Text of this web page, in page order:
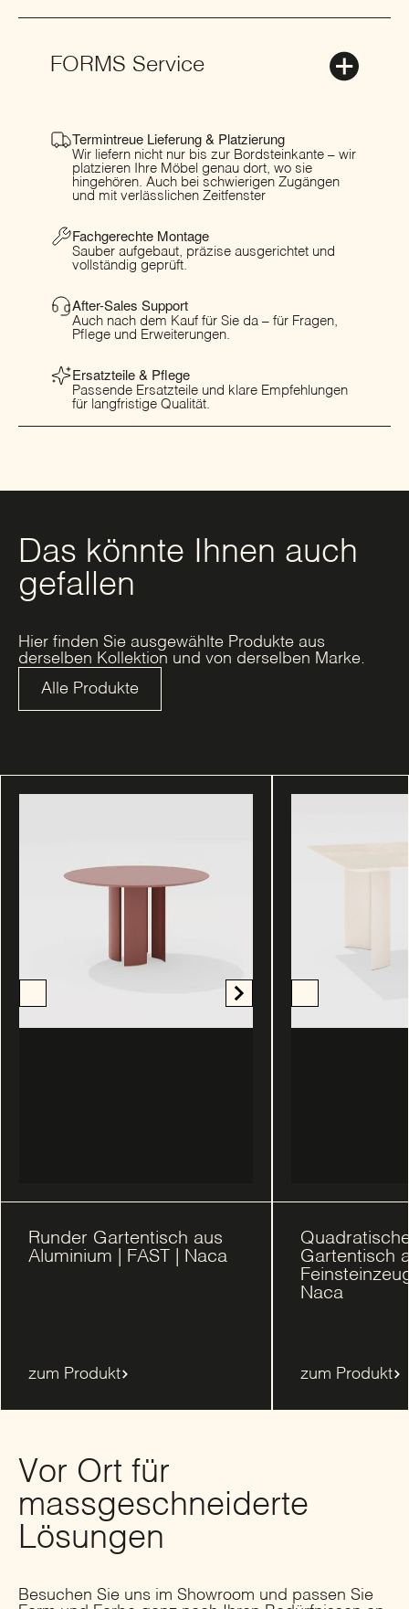
FORMS Service
Termintreue Lieferung & Platzierung
Wir liefern nicht nur bis zur Bordsteinkante – wir
platzieren Ihre Möbel genau dort, wo sie
hingehören. Auch bei schwierigen Zugängen
und mit verlässlichen Zeitfenster
Fachgerechte Montage
Sauber aufgebaut, präzise ausgerichtet und
vollständig geprüft.
After-Sales Support
Auch nach dem Kauf für Sie da – für Fragen,
Pflege und Erweiterungen.
Ersatzteile & Pflege
Passende Ersatzteile und klare Empfehlungen
für langfristige Qualität.
Das könnte Ihnen auch
gefallen
Hier finden Sie ausgewählte Produkte aus
derselben Kollektion und von derselben Marke.
Alle Produkte
Runder Gartentisch aus
Aluminium | FAST | Naca
zum Produkt
Gartentisch
Naca
zum Produkt
Vor Ort für
massgeschneiderte
Lösungen
Besuchen Sie uns im Showroom und passen Sie